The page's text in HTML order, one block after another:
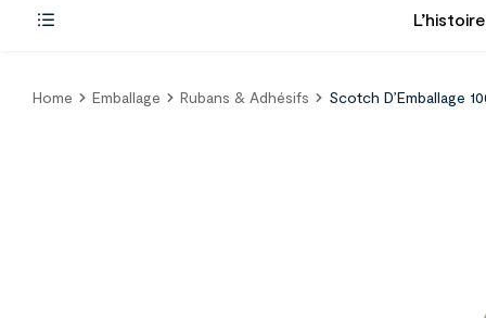
L’histoire
Home Emballage Rubans & Adhésifs Scotch D’Emballage